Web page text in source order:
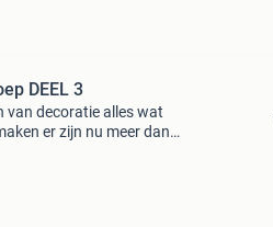
DEEL 3
van decoratie alles wat
er zijn nu meer dan